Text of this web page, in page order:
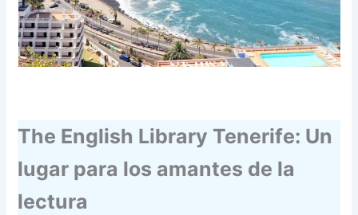
The English Library Tenerife: Un
lugar para los amantes de la
lectura